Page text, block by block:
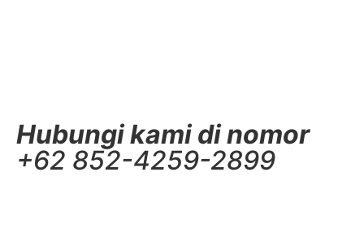
Hubungi kami di nomor
+62 852-4259-2899